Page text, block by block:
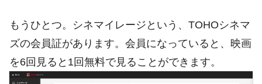
もうひとつ。シネマイレージという、TOHOシネマ
ズの会員証があります。会員になっていると、映画
を6回見ると1回無料で見ることができます。